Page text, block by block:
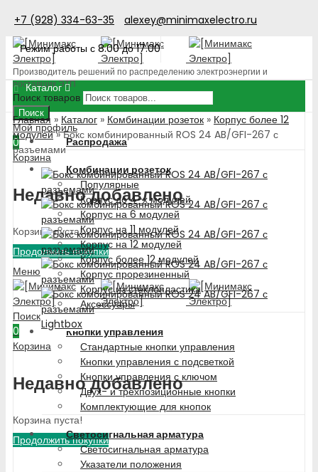
+7 (928) 334-63-35
alexey@minimaxelectro.ru
Режим работы с 8.00 до 17.00
Производитель решений по распределению электроэнергии и
поставщик ЭТП
Поиск товаров
Поиск
Мой профиль
0
Корзина
Недавно добавлено
Корзина пуста!
Продолжить покупки
Меню
Поиск
0
Корзина
Недавно добавлено
Корзина пуста!
Продолжить покупки
Каталог
Распродажа
Комбинации розеток
Популярные
Корпус до 4-х модулей
Корпус на 6 модулей
Корпус на 11 модулей
Корпус на 12 модулей
Корпус более 12 модулей
Корпус прорезиненный
Корпус из стеклопластика
Аксессуары
Кнопки управления
Стандартные кнопки управления
Кнопки управления с подсветкой
Кнопки управления с ключом
Двух- и трехпозиционные кнопки
Комплектующие для кнопок
Светосигнальная арматура
Светосигнальная арматура
Указатели положения
Главная » Каталог » Комбинации розеток » Корпус более 12
модулей»Бокс комбинированный ROS 24 AB/GFI-267 с
разъемами
Lightbox